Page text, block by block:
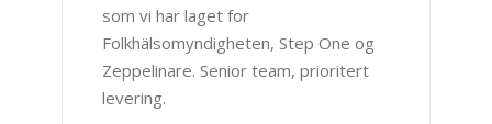
som vi har laget for
Folkhälsomyndigheten, Step One og
Zeppelinare. Senior team, prioritert
levering.